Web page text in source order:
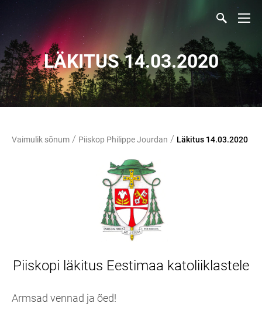
LÄKITUS 14.03.2020
Vaimulik sõnum / Piiskop Philippe Jourdan / Läkitus 14.03.2020
Piiskopi läkitus Eestimaa katoliiklastele
Armsad vennad ja õed!